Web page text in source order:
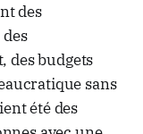
des
des budgets
sans
été des